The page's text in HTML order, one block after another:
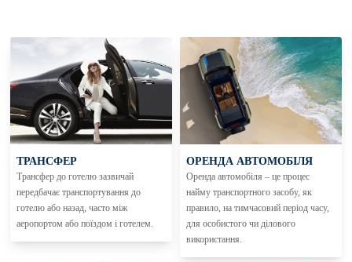
ТРАНСФЕР
Трансфер до готелю зазвичай
передбачає транспортування до
готелю або назад, часто між
аеропортом або поїздом і готелем.
ОРЕНДА АВТОМОБІЛЯ
Оренда автомобіля – це процес
найму транспортного засобу, як
правило, на тимчасовий період часу,
для особистого чи ділового
використання.